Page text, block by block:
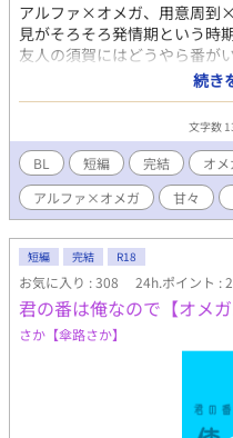
アルファ×オメガ、用意周到
見がそろそろ発情期という時
友人の須賀にはどうやら番が
生きていこうと決めていた暮
干の嫉妬を覚える。 ※妊娠に
手な方はご注意ください。
したり、登場人物名を版権キ
説への転用は一部分であって
た場合には、警告をおこなっ
る場合があります。 自サイ
脱字報告フォーム： https://
id=fcdb8998a698847f
続き
文字数
BL 短編 完結 オメ
アルファ×オメガ
甘々
短編 完結 R18
お気に入り : 308 24h.ポイント :
君の番は俺なので【オメガ
さか【傘路さか】